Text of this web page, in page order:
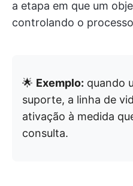
a etapa em que um
controlando o
🌟 Exemplo: quando
suporte, a linha de
ativação à medida
consulta.